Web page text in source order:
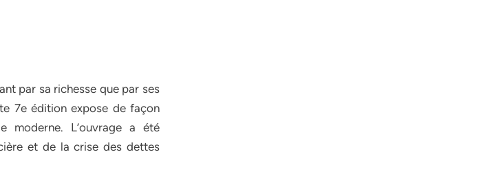
par sa richesse que par ses
7e édition expose de façon
moderne. L’ouvrage a été
et de la crise des dettes